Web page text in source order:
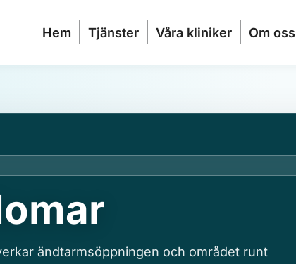
Hem Tjänster Våra kliniker Om oss
ändtarmsöppningen och området runt